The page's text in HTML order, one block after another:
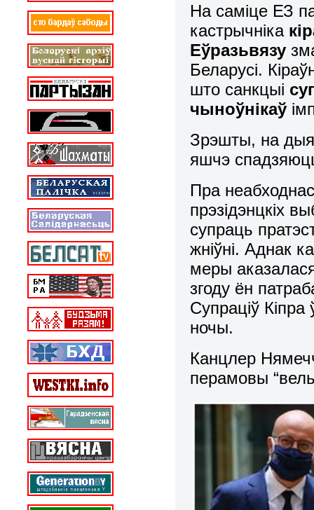
На саміце ЕЗ
кастрычніка
Еўразьвязу
Беларусі.
што санкцыі
чыноўнікаў
Зрэшты, на
яшчэ
Пра
прэзідэнцкіх
супраць
жніўні. Аднак
меры
згоду ён
Супраціў Кіпра
ночы.
Канцлер
перамовы